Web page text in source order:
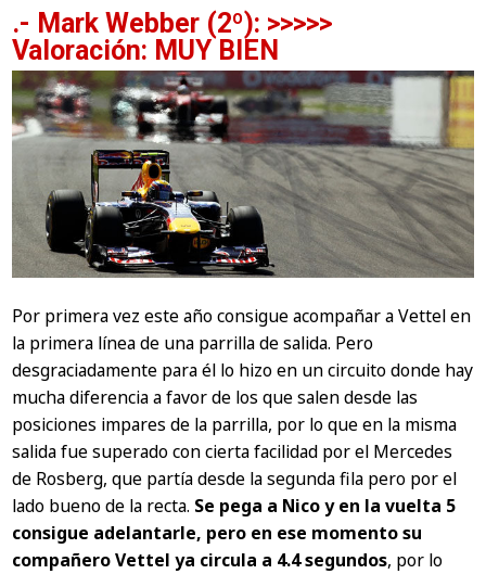
.- Mark Webber (2º): >>>>>
Valoración: MUY BIEN
Por primera vez este año consigue acompañar a Vettel en
la primera línea de una parrilla de salida. Pero
desgraciadamente para él lo hizo en un circuito donde hay
mucha diferencia a favor de los que salen desde las
posiciones impares de la parrilla, por lo que en la misma
salida fue superado con cierta facilidad por el Mercedes
de Rosberg, que partía desde la segunda fila pero por el
lado bueno de la recta. Se pega a Nico y en la vuelta 5
consigue adelantarle, pero en ese momento su
compañero Vettel ya circula a 4.4 segundos, por lo